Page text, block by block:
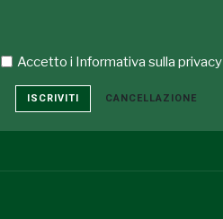
Accetto i Informativa sulla privacy
ISCRIVITI CANCELLAZIONE